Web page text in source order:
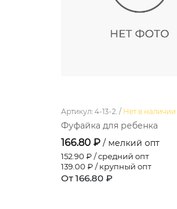
Артикул: 4-13-2. / Нет в наличии
Фуфайка для ребенка
166.80 ₽ / мелкий опт
152.90 ₽ / средний опт
139.00 ₽ / крупный опт
От 166.80 ₽